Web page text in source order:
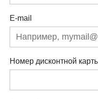
E-mail
Номер дисконтной